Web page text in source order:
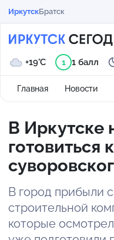
ИркутскБратск
Главная Новости
+19°C 1 1 балл
В Иркутске
готовиться
В город прибыли
строительной
которые